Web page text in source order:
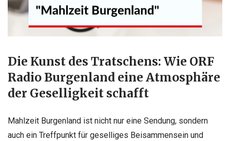
Die Kunst des Tratschens: Wie ORF
Radio Burgenland eine Atmosphäre
der Geselligkeit schafft
Mahlzeit Burgenland ist nicht nur eine Sendung, sondern
auch ein Treffpunkt für geselliges Beisammensein und